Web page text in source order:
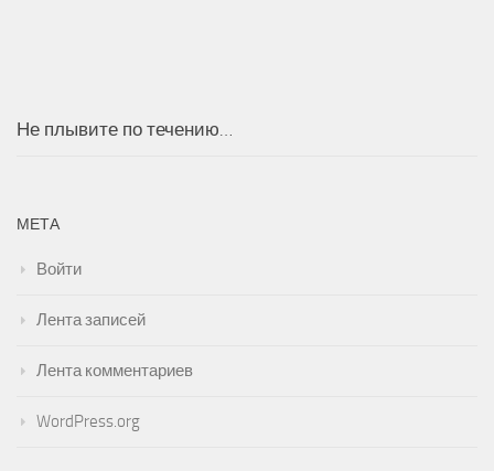
Не плывите по течению…
МЕТА
Войти
Лента записей
Лента комментариев
WordPress.org